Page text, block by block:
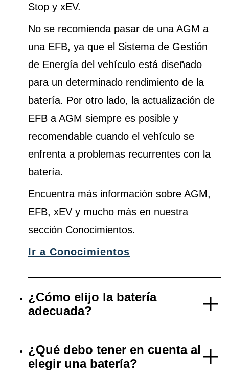
Stop y xEV.
No se recomienda pasar de una AGM a
una EFB, ya que el Sistema de Gestión
de Energía del vehículo está diseñado
para un determinado rendimiento de la
batería. Por otro lado, la actualización de
EFB a AGM siempre es posible y
recomendable cuando el vehículo se
enfrenta a problemas recurrentes con la
batería.
Encuentra más información sobre AGM,
EFB, xEV y mucho más en nuestra
sección Conocimientos.
Ir a Conocimientos
¿Cómo elijo la batería
adecuada?
¿Qué debo tener en cuenta al
elegir una batería?